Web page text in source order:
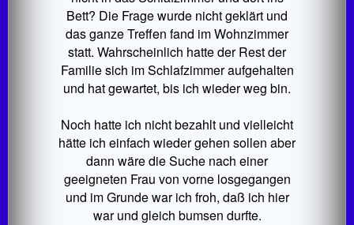
Bett? Die Frage wurde nicht geklärt und
das ganze Treffen fand im Wohnzimmer
statt. Wahrscheinlich hatte der Rest der
Familie sich im Schlafzimmer aufgehalten
und hat gewartet, bis ich wieder weg bin.
Noch hatte ich nicht bezahlt und vielleicht
hätte ich einfach wieder gehen sollen aber
dann wäre die Suche nach einer
geeigneten Frau von vorne losgegangen
und im Grunde war ich froh, daß ich hier
war und gleich bumsen durfte.